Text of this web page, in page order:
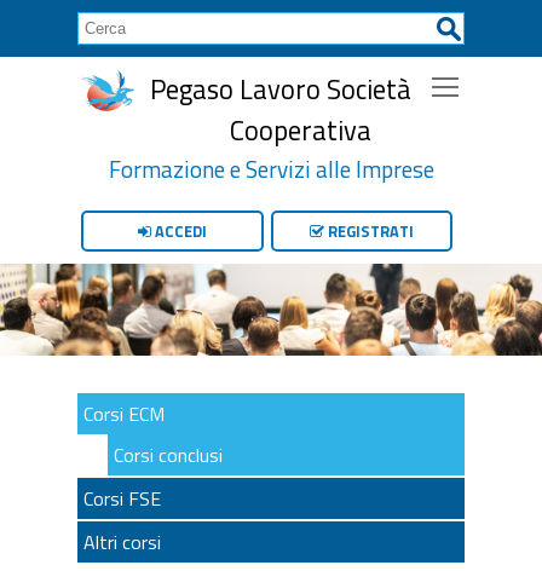
Pegaso Lavoro Società
Cooperativa
Formazione e Servizi alle Imprese
ACCEDI REGISTRATI
Corsi ECM
Corsi conclusi
Corsi FSE
Altri corsi